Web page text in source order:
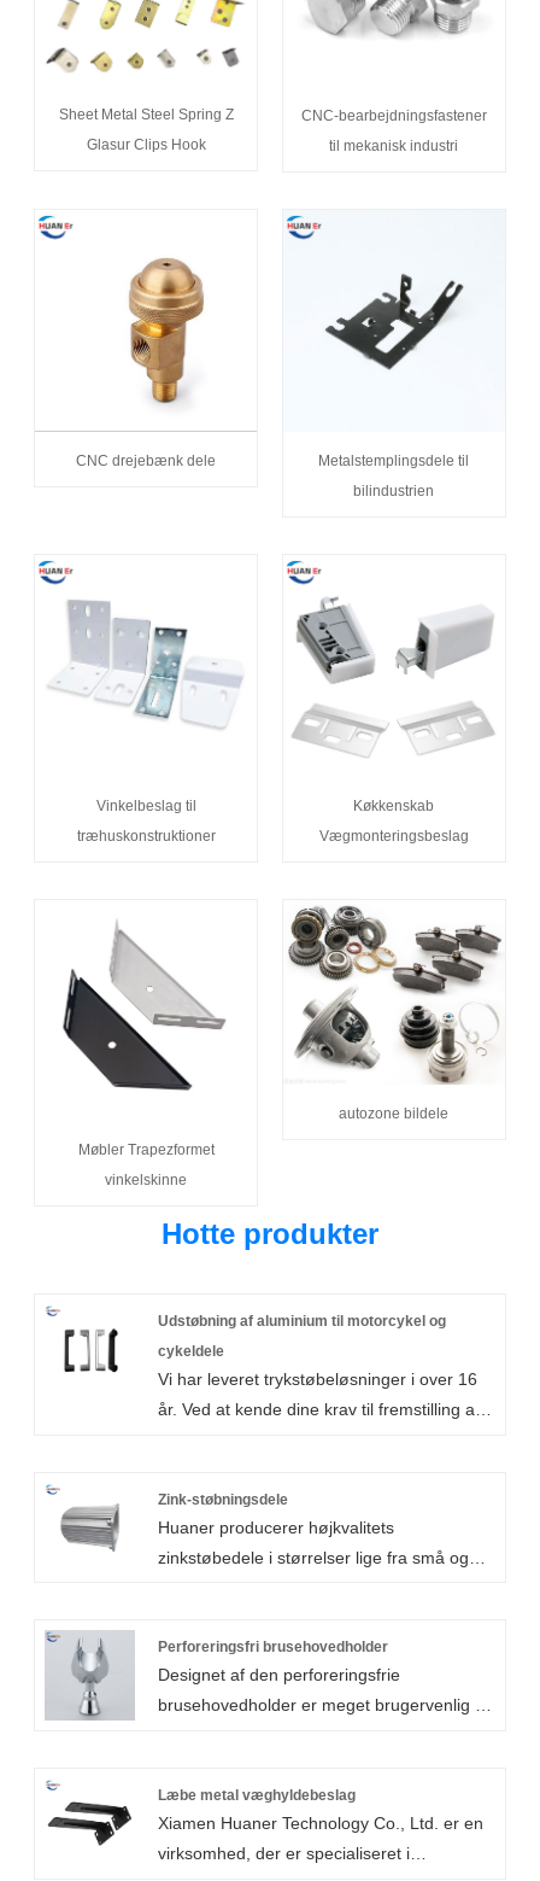
Sheet Metal Steel Spring Z
Glasur Clips Hook
CNC-bearbejdningsfastener
til mekanisk industri
CNC drejebænk dele
Metalstemplingsdele til
bilindustrien
Vinkelbeslag til
træhuskonstruktioner
Køkkenskab
Vægmonteringsbeslag
Møbler Trapezformet
vinkelskinne
autozone bildele
Hotte produkter
Udstøbning af aluminium til motorcykel og
cykeldele
Vi har leveret trykstøbeløsninger i over 16
år. Ved at kende dine krav til fremstilling af
aluminiumsmotorcykel- og cykeldele
Zink-støbningsdele
Huaner producerer højkvalitets
zinkstøbedele i størrelser lige fra små og
zinkstøbningsdele, herunder pulverlakering,
sandblæsning, forkromning og blank
polering. Bilindustrien, mad og drikkevarer,
ubåds- og andre industrier kan alle drage
fordel af vores zinkstøbningstjenester.
Perforeringsfri brusehovedholder
Designet af den perforeringsfrie
brusehovedholder er meget brugervenlig og
Huaner Technology Co., LTD., fabrikken til
brusehovedbeslag, med god bæreevne og
stabilitet, kan støtte brusehovedet solidt og
Læbe metal væghyldebeslag
Xiamen Huaner Technology Co., Ltd. er en
virksomhed, der er specialiseret i